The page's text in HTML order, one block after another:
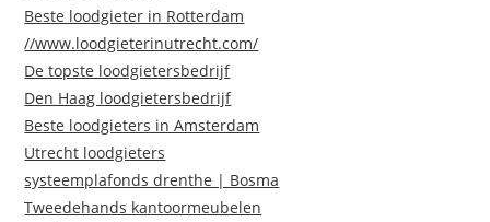
Beste loodgieter in Rotterdam
//www.loodgieterinutrecht.com/
De topste loodgietersbedrijf
Den Haag loodgietersbedrijf
Beste loodgieters in Amsterdam
Utrecht loodgieters
systeemplafonds drenthe | Bosma
Tweedehands kantoormeubelen